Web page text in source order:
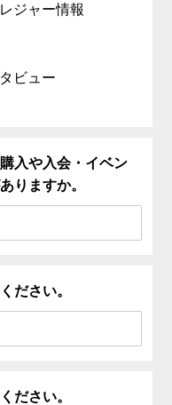
ジャー情報
ビュー
入や入会・イベン
りますか。
ださい。
ださい。